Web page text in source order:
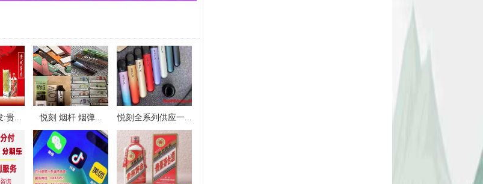
:贵... 悦刻 烟杆 烟弹... 悦刻全系列供应一...